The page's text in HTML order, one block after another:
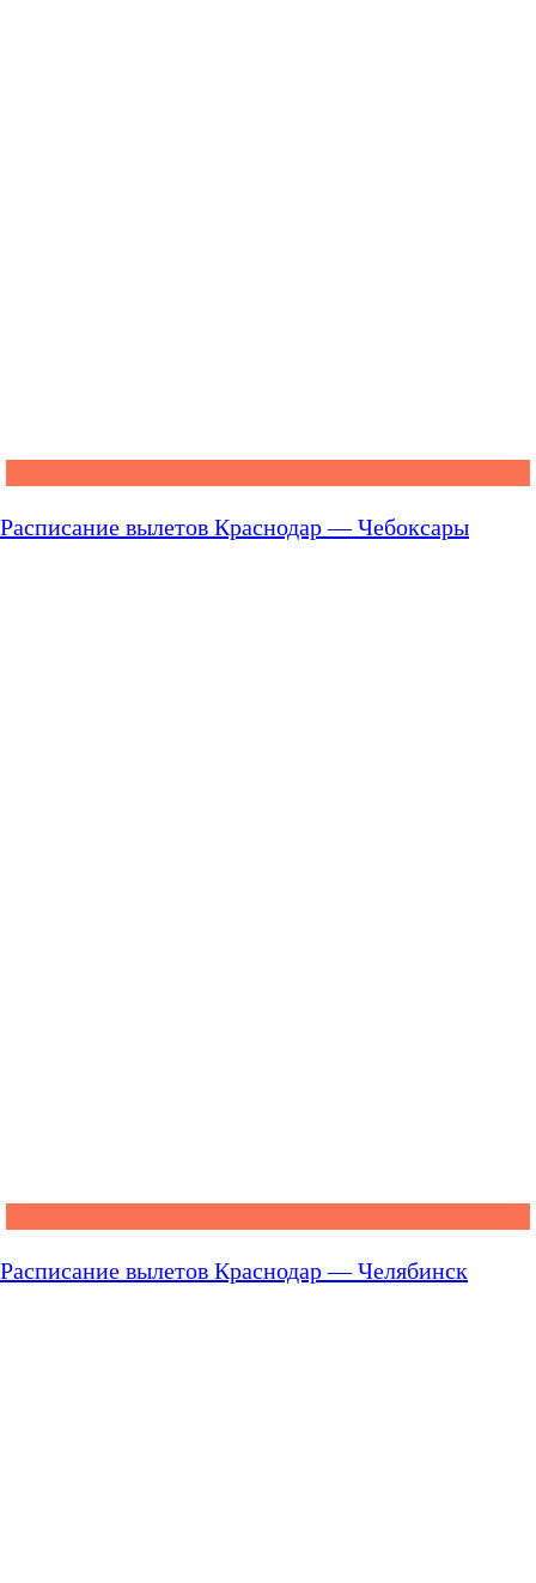
Расписание вылетов Краснодар — Чебоксары
Расписание вылетов Краснодар — Челябинск